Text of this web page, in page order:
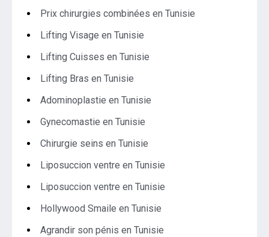
Prix chirurgies combinées en Tunisie
Lifting Visage en Tunisie
Lifting Cuisses en Tunisie
Lifting Bras en Tunisie
Adominoplastie en Tunisie
Gynecomastie en Tunisie
Chirurgie seins en Tunisie
Liposuccion ventre en Tunisie
Liposuccion ventre en Tunisie
Hollywood Smaile en Tunisie
Agrandir son pénis en Tunisie